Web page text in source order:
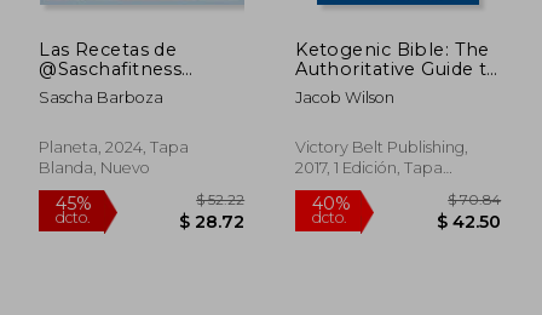
dcto.
Las Recetas de
@Saschafitness
(Nueva Edición 10
Aniversario)
Sascha Barboza
Planeta, 2024, Tapa
Blanda, Nuevo
Ketogenic Bible: The
Authoritative Guide to
Ketosis (en Inglés)
Jacob Wilson
Victory Belt Publishing,
2017, 1 Edición, Tapa
Blanda, Nuevo